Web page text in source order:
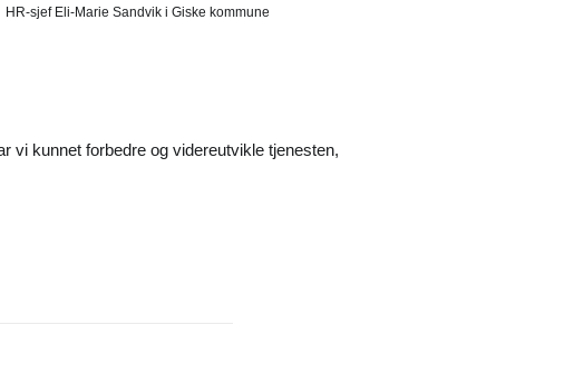
HR-sjef Eli-Marie Sandvik i Giske kommune
vi kunnet forbedre og videreutvikle tjenesten,